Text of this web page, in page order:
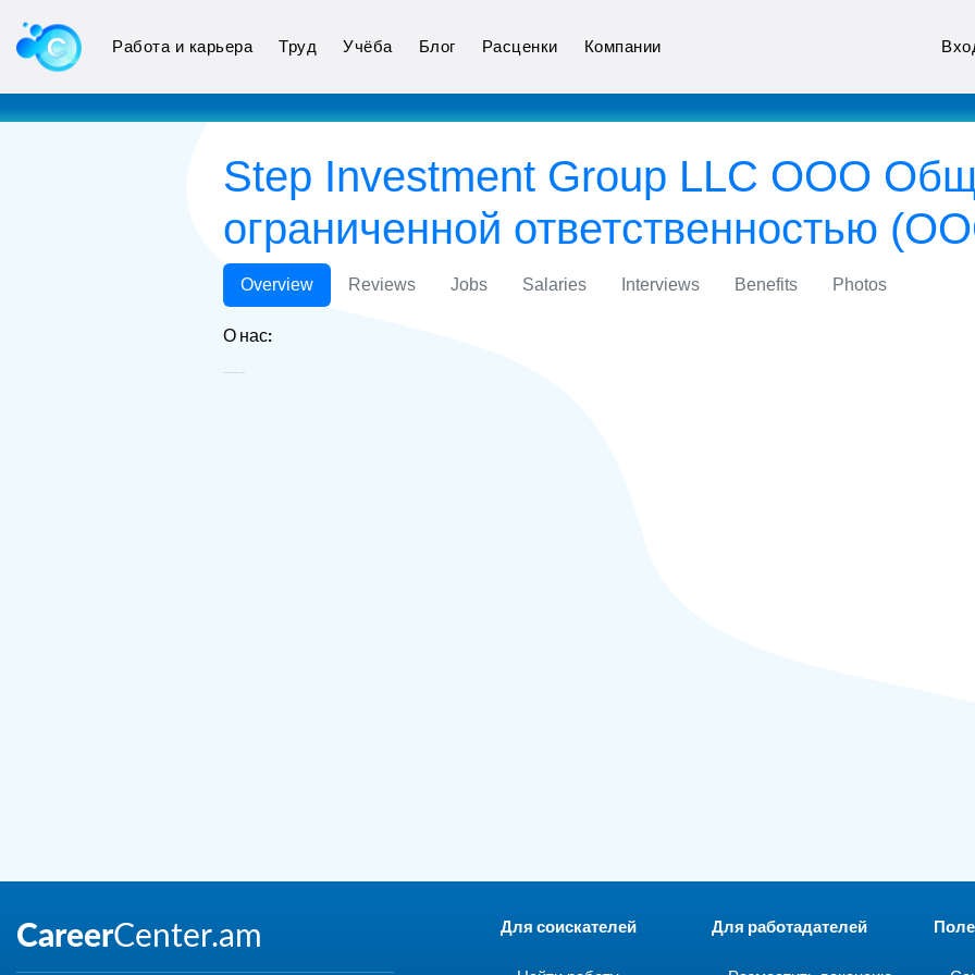
Работа и карьера Труд Учёба Блог Расценки Компании
Step Investment Group LLC ООО
ограниченной ответственностью
Overview Reviews Jobs Salaries Interviews Benefits Photos
О нас:
Для соискателей Для работадателей